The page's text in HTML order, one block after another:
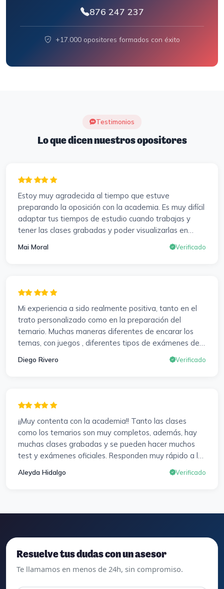
876 247 237
+17.000 opositores formados con éxito
Testimonios
Lo que dicen nuestros opositores
Estoy muy agradecida al tiempo que estuve
preparando la oposición con la academia. Es muy difícil
adaptar tus tiempos de estudio cuando trabajas y
tener las clases grabadas y poder visualizarlas en
cualquier momento y las veces que sea necesario, se
agradece mucho. Sabemos que el trabajo de estudio
profesores accesibles, atentos y dispuestos para
resolver dudas, se agradece. Incluso se ofrecieron a
ayudarme a buscar impugnaciones de preguntas del
examen para subir nota. Gracias Vanesa y Pablo.
Mai Moral Verificado
Mi experiencia a sido realmente positiva, tanto en el
trato personalizado como en la preparación del
temario. Muchas maneras diferentes de encarar los
temas, con juegos , diferentes tipos de exámenes de
preparación y un temario muy al día. Una experiencia
muy positiva en todos los sentidos.
Diego Rivero Verificado
¡¡Muy contenta con la academia!! Tanto las clases
como los temarios son muy completos, además, hay
muchas clases grabadas y se pueden hacer muchos
test y exámenes oficiales. Responden muy rápido a los
correros y cada pocos días hay seminarios. Lo vuelvo a
decir, ¡¡Muy Contenta!!
Aleyda Hidalgo Verificado
Resuelve tus dudas con un asesor
Te llamamos en menos de 24h, sin compromiso.